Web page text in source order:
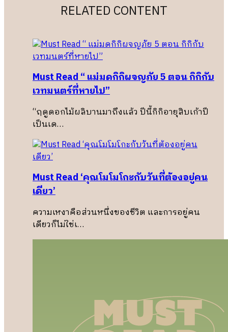
RELATED CONTENT
Must Read “ แม่มดกิกิผจญภัย 5 ตอน กิกิกับ
เวทมนตร์ที่หายไป”
“ฤดูดอกไม้ผลิบานมาถึงแล้ว ปีนี้กิกิอายุสิบเก้าปี
เป็นเด…
Must Read ‘คุณโมโมโกะกับวันที่ต้องอยู่คน
เดียว’
ความเหงาคือส่วนหนึ่งของชีวิต และการอยู่คน
เดียวก็ไม่ใช่เ…